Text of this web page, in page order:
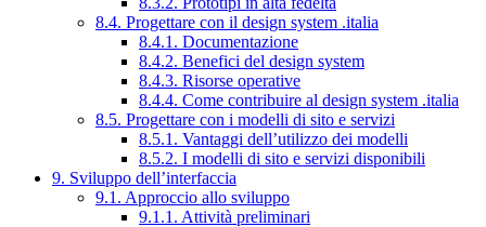
8.4. Progettare con il design system .italia
8.4.1. Documentazione
8.4.2. Benefici del design system
8.4.3. Risorse operative
8.4.4. Come contribuire al design system .italia
8.5. Progettare con i modelli di sito e servizi
8.5.1. Vantaggi dell’utilizzo dei modelli
8.5.2. I modelli di sito e servizi disponibili
9. Sviluppo dell’interfaccia
9.1. Approccio allo sviluppo
9.1.1. Attività preliminari